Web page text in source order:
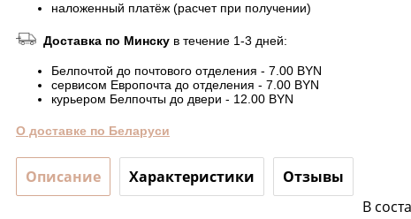
наложенный платёж (расчет при получении)
Доставка по Минску в течение 1-3 дней:
Белпочтой до почтового отделения - 7.00 BYN
сервисом Европочта до отделения - 7.00 BYN
курьером Белпочты до двери - 12.00 BYN
О доставке по Беларуси
Описание Характеристики Отзывы
В